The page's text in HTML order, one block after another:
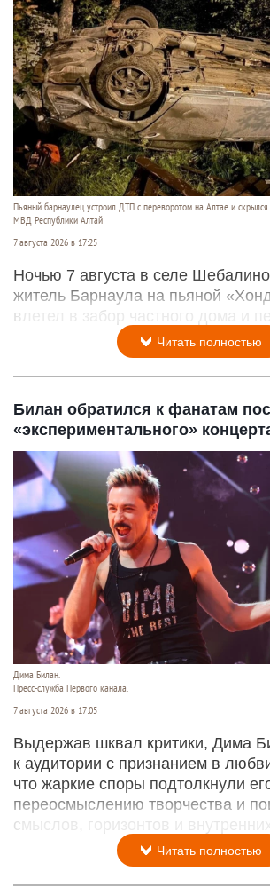
Пьяный барнаулец устроил ДТП с переворотом на Алтае и скрылся
МВД Республики Алтай
7 августа 2026 в 17:25
Ночью 7 августа в селе
житель Барнаула на пьяной
влетел в забор частного дома и
Читать полностью
Билан обратился к фанатам
«экспериментального»
Дима Билан.
Пресс-служба Первого канала.
7 августа 2026 в 17:05
Выдержав шквал критики, Дима
к аудитории с признанием в
что жаркие споры подтолкнули
переосмыслению творчества и
смыслов, горизонтов и внутренних
Читать полностью